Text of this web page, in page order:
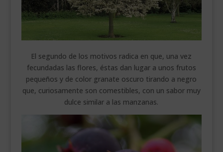
El segundo de los motivos radica en que, una vez
fecundadas las flores, éstas dan lugar a unos frutos
pequeños y de color granate oscuro tirando a negro
que, curiosamente son comestibles, con un sabor muy
dulce similar a las manzanas.